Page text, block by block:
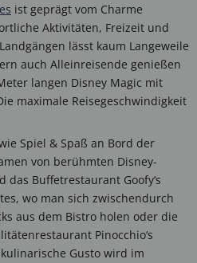
ist geprägt vom Charme
Aktivitäten, Freizeit und
lässt kaum Langeweile
auch Alleinreisende genießen
langen Disney Magic mit
maximale Reisegeschwindigkeit
Spiel & Spaß an Bord der
von berühmten Disney-
das Buffetrestaurant Goofy‘s
wo man sich zwischendurch
aus dem Bistro holen oder die
Pinocchio‘s
Gusto wird im